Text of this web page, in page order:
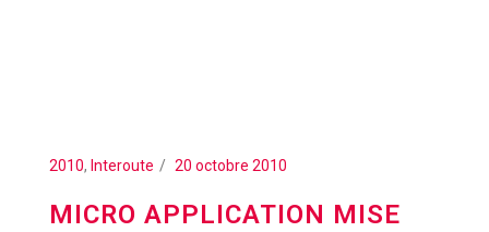
2010, Interoute 20 octobre 2010
MICRO APPLICATION MISE